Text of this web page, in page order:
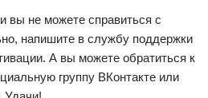
вы не можете справиться с
напишите в службу поддержки
А вы можете обратиться к
группу ВКонтакте или